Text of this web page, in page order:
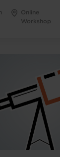
Online
Workshop